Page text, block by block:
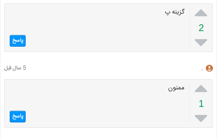

2

گزینه پ
پاسخ
. 5 سال قبل

1

ممنون
پاسخ